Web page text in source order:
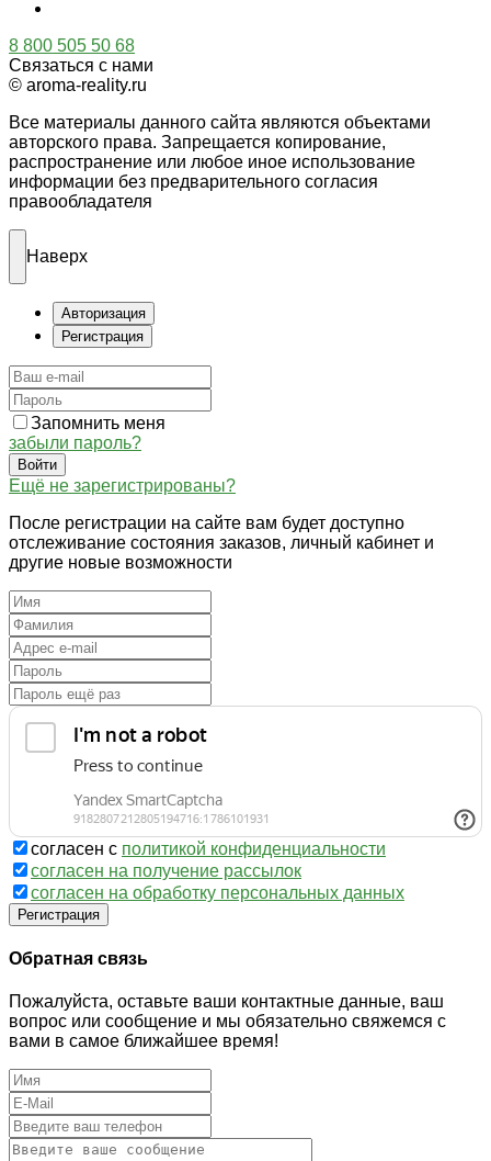
8 800 505 50 68
Связаться с нами
© aroma-reality.ru
Все материалы данного сайта являются объектами
авторского права. Запрещается копирование,
распространение или любое иное использование
информации без предварительного согласия
правообладателя
Наверх
Авторизация
Регистрация
Запомнить меня
забыли пароль?
Войти
Ещё не зарегистрированы?
После регистрации на сайте вам будет доступно
отслеживание состояния заказов, личный кабинет и
другие новые возможности
согласен с политикой конфиденциальности
согласен на получение рассылок
согласен на обработку персональных данных
Регистрация
Обратная связь
Пожалуйста, оставьте ваши контактные данные, ваш
вопрос или сообщение и мы обязательно свяжемся с
вами в самое ближайшее время!